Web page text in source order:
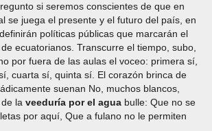
si seremos conscientes de que en
se juega el presente y el futuro del país, en
políticas públicas que marcarán el
ecuatorianos. Transcurre el tiempo, subo,
por fuera de las aulas el voceo: primera sí,
cuarta sí, quinta sí. El corazón brinca de
suenan No, muchos blancos,
la veeduría por el agua bulle: Que no se
por aquí, Que a fulano no le permiten